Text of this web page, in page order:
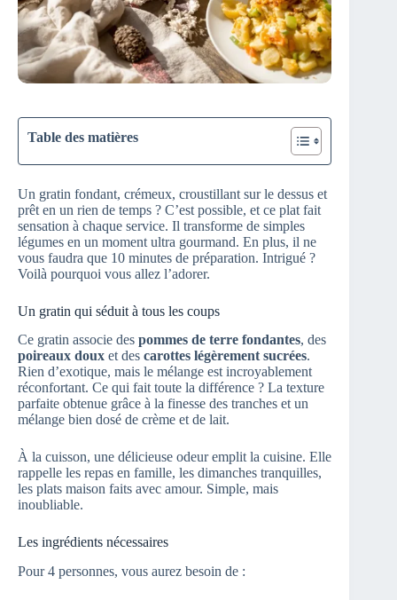
Table des matières
Un gratin fondant, crémeux, croustillant sur le dessus et
prêt en un rien de temps ? C’est possible, et ce plat fait
sensation à chaque service. Il transforme de simples
légumes en un moment ultra gourmand. En plus, il ne
vous faudra que 10 minutes de préparation. Intrigué ?
Voilà pourquoi vous allez l’adorer.
Un gratin qui séduit à tous les coups
Ce gratin associe des pommes de terre fondantes, des
poireaux doux et des carottes légèrement sucrées.
Rien d’exotique, mais le mélange est incroyablement
réconfortant. Ce qui fait toute la différence ? La texture
parfaite obtenue grâce à la finesse des tranches et un
mélange bien dosé de crème et de lait.
À la cuisson, une délicieuse odeur emplit la cuisine. Elle
rappelle les repas en famille, les dimanches tranquilles,
les plats maison faits avec amour. Simple, mais
inoubliable.
Les ingrédients nécessaires
Pour 4 personnes, vous aurez besoin de :